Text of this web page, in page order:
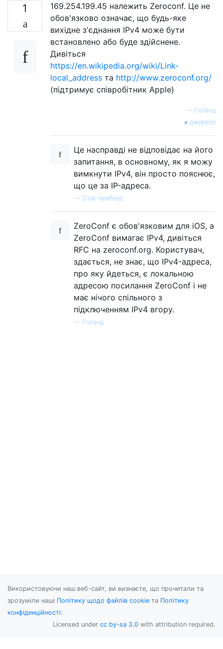
1
169.254.199.45 належить Zeroconf. Це не
обов'язково означає, що будь-яке
вихідне з'єднання IPv4 може бути
встановлено або буде здійснене.
Дивіться
https://en.wikipedia.org/wiki/Link-
local_address та http://www.zeroconf.org/
(підтримує співробітник Apple)
— Роланд
джерело
Це насправді не відповідає на його
запитання, в основному, як я можу
вимкнути IPv4, він просто пояснює,
що це за IP-адреса.
— Стів Чемберс
ZeroConf є обов'язковим для iOS, а
ZeroConf вимагає IPv4, дивіться
RFC на zeroconf.org. Користувач,
здається, не знає, що IPv4-адреса,
про яку йдеться, є локальною
адресою посилання ZeroConf і не
має нічого спільного з
підключенням IPv4 вгору.
— Роланд
Використовуючи наш веб-сайт, ви визнаєте, що прочитали та
зрозуміли наші Політику щодо файлів cookie та Політику
конфіденційності.
Licensed under cc by-sa 3.0 with attribution required.